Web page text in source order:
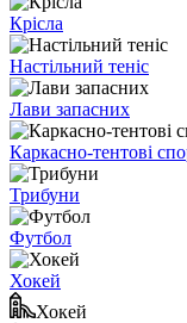
Крісла
Настільний теніс
Лави запасних
Каркасно-тентові
Трибуни
Футбол
Хокей
Хокей